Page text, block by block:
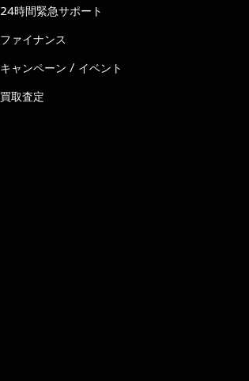
24時間緊急サポート
ファイナンス
キャンペーン / イベント
買取査定